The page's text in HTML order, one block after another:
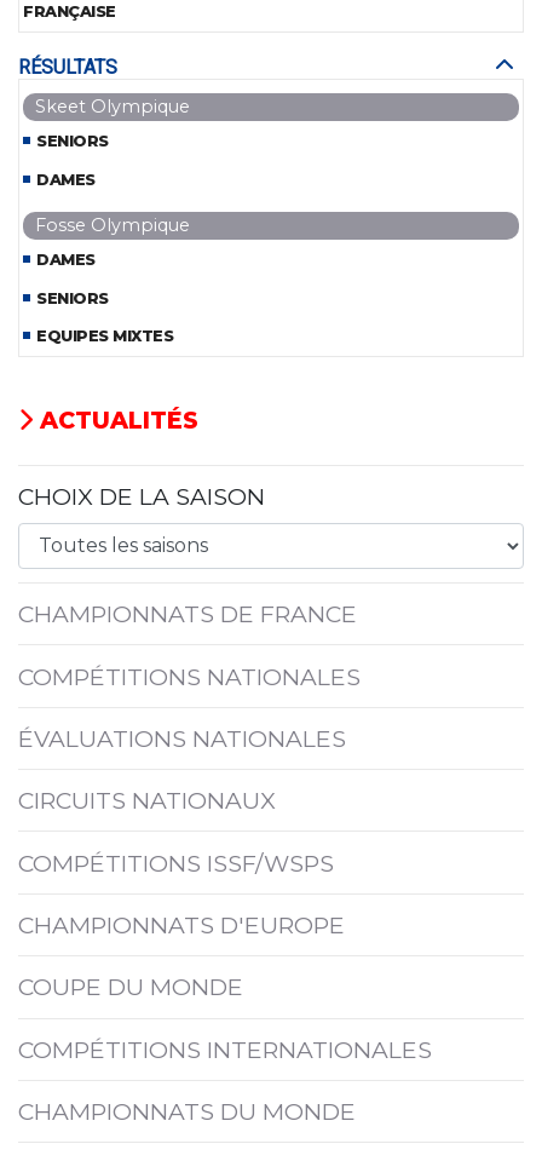
FRANÇAISE
RÉSULTATS
Skeet Olympique
SENIORS
DAMES
Fosse Olympique
DAMES
SENIORS
EQUIPES MIXTES
ACTUALITÉS
CHOIX DE LA SAISON
CHAMPIONNATS DE FRANCE
COMPÉTITIONS NATIONALES
ÉVALUATIONS NATIONALES
CIRCUITS NATIONAUX
COMPÉTITIONS ISSF/WSPS
CHAMPIONNATS D'EUROPE
COUPE DU MONDE
COMPÉTITIONS INTERNATIONALES
CHAMPIONNATS DU MONDE